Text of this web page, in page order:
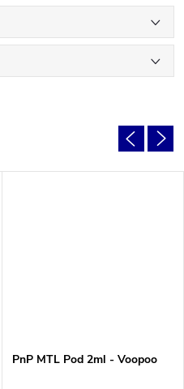
PnP MTL Pod 2ml - Voopoo